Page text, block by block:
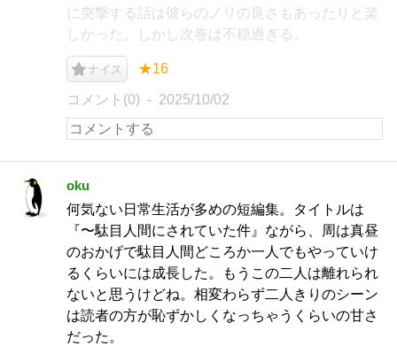
に突撃する話は彼らのノリの良さもあったりと楽
しかった。しかし次巻は不穏過ぎる。
ナイス ★16
コメント(0) 2025/10/02
oku
何気ない日常生活が多めの短編集。タイトルは
『〜駄目人間にされていた件』ながら、周は真昼
のおかげで駄目人間どころか一人でもやっていけ
るくらいには成長した。もうこの二人は離れられ
ないと思うけどね。相変わらず二人きりのシーン
は読者の方が恥ずかしくなっちゃうくらいの甘さ
だった。